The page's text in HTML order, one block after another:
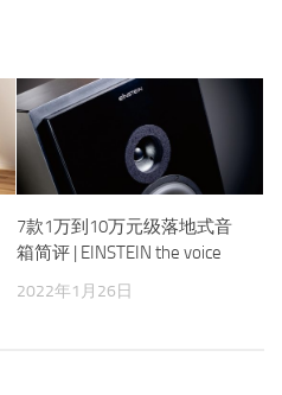
7款1万到10万元级落地式音
箱简评 | EINSTEIN the voice
2022年1月26日